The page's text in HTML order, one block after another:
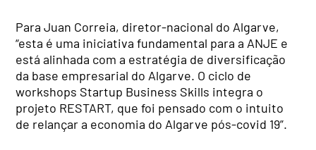
Para Juan Correia, diretor-nacional do Algarve,
“esta é uma iniciativa fundamental para a ANJE e
está alinhada com a estratégia de diversificação
da base empresarial do Algarve. O ciclo de
workshops Startup Business Skills integra o
projeto RESTART, que foi pensado com o intuito
de relançar a economia do Algarve pós-covid 19”.